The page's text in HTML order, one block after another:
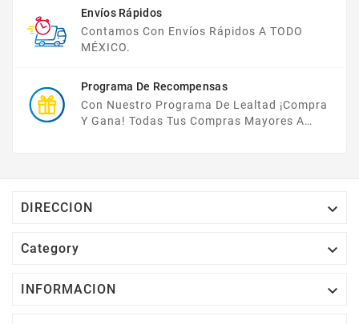
Envíos Rápidos
Contamos Con Envíos Rápidos A TODO
MÉXICO.
Programa De Recompensas
Con Nuestro Programa De Lealtad ¡compra
Y Gana! Todas Tus Compras Mayores A
DIRECCION 
Category 
INFORMACION 